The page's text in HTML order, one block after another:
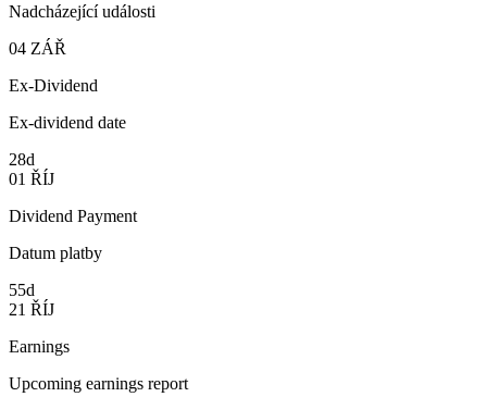
Nadcházející události
04 ZÁŘ
Ex-Dividend
Ex-dividend date
28d
01 ŘÍJ
Dividend Payment
Datum platby
55d
21 ŘÍJ
Earnings
Upcoming earnings report